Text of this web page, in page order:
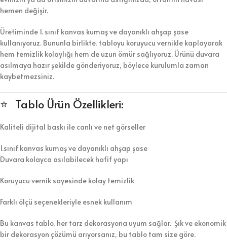
hemen değişir.
Üretiminde 1. sınıf kanvas kumaş ve dayanıklı ahşap şase
kullanıyoruz. Bununla birlikte, tabloyu koruyucu vernikle kaplayarak
hem temizlik kolaylığı hem de uzun ömür sağlıyoruz. Ürünü duvara
asılmaya hazır şekilde gönderiyoruz, böylece kurulumla zaman
kaybetmezsiniz.
⭐ Tablo Ürün Özellikleri:
Kaliteli dijital baskı ile canlı ve net görseller
1.sınıf kanvas kumaş ve dayanıklı ahşap şase
Duvara kolayca asılabilecek hafif yapı
Koruyucu vernik sayesinde kolay temizlik
Farklı ölçü seçenekleriyle esnek kullanım
Bu kanvas tablo, her tarz dekorasyona uyum sağlar. Şık ve ekonomik
bir dekorasyon çözümü arıyorsanız, bu tablo tam size göre.